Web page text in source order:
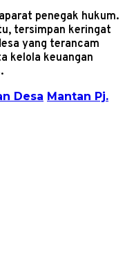
penegak hukum.
tersimpan keringat
yang terancam
kelola keuangan
Desa Mantan Pj.